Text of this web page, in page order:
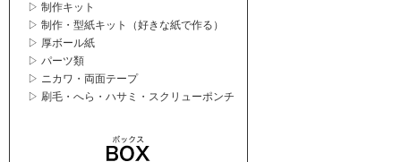
▷ 制作キット
▷ 制作・型紙キット（好きな紙で作る）
▷ 厚ボール紙
▷ パーツ類
▷ ニカワ・両面テープ
▷ 刷毛・へら・ハサミ・スクリューポンチ